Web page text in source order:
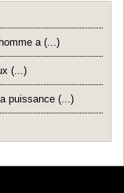
a (...)
(...)
puissance (...)